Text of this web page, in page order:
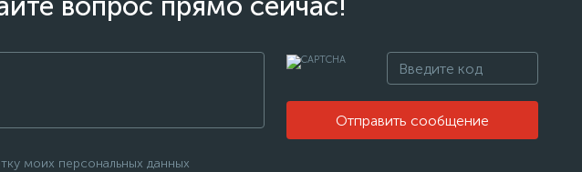
Отправить сообщение
моих персональных данных